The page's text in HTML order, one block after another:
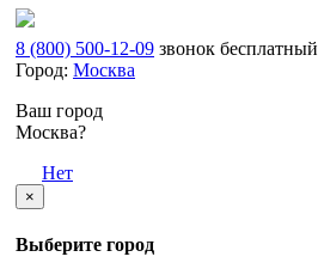
8 (800) 500-12-09 звонок бесплатный
Город: Москва
Ваш город
Москва?
Нет
×
Выберите город